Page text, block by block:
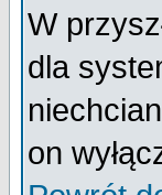
W
dla
on